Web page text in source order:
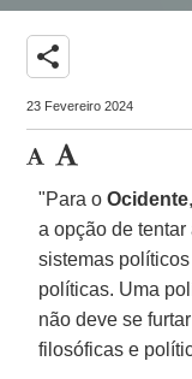
share
23 Fevereiro 2024
"Para oOcidente
a opção de
sistemas
políticas. Uma
não deve se
filosóficas e